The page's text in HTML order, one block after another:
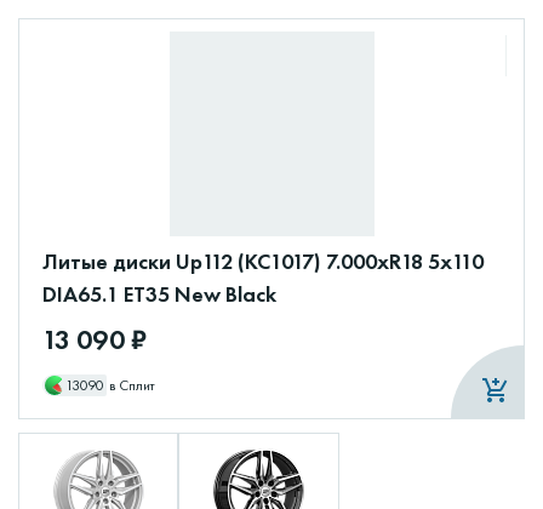
Литые диски Up112 (КС1017) 7.000xR18 5x110
DIA65.1 ET35 New Black
13 090 ₽
13090 в Сплит